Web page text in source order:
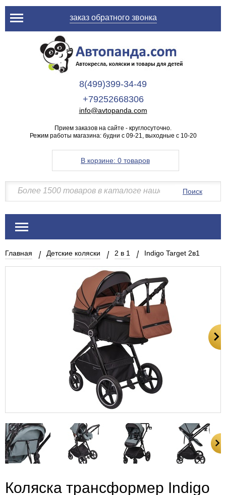
заказ обратного звонка
8(499)399-34-49
+79252668306
info@avtopanda.com
Прием заказов на сайте - круглосуточно.
Режим работы магазина: будни с 09-21, выходные с 10-20
В корзине: 0 товаров
Поиск
Главная Детские коляски 2 в 1 Indigo Target 2в1
Коляска трансформер Indigo